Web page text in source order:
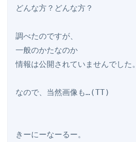
どんな方？どんな方？
調べたのですが、
一般のかたなのか
情報は公開されていませんでした。
なので、当然画像も…(TT)
きーにーなーるー。